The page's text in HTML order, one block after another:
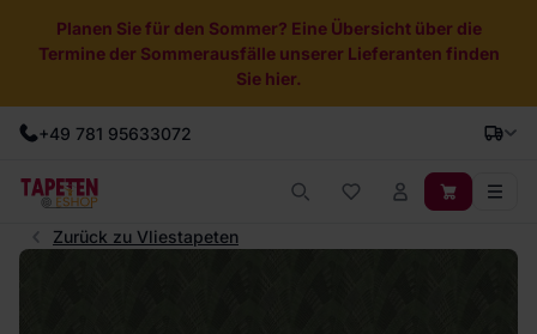
Planen Sie für den Sommer? Eine Übersicht über die
Termine der Sommerausfälle unserer Lieferanten finden
Sie hier.
+49 781 95633072
Zurück zu Vliestapeten